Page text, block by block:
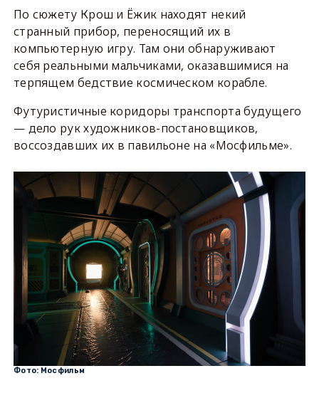
По сюжету Крош и Ёжик находят некий
странный прибор, переносящий их в
компьютерную игру. Там они обнаруживают
себя реальными мальчиками, оказавшимися на
терпящем бедствие космическом корабле.
Футуристичные коридоры транспорта будущего
— дело рук художников-постановщиков,
воссоздавших их в павильоне на «Мосфильме».
Фото: Мосфильм